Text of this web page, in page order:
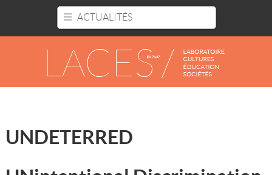
Panneau de gestion des cookies
ACTUALITÉS
UNDETERRED